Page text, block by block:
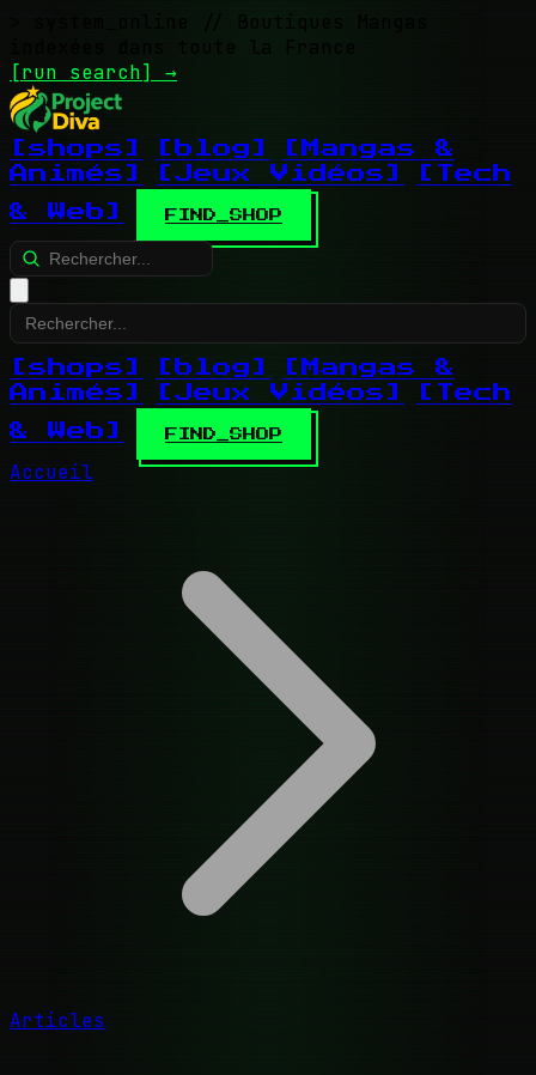
// Boutiques Mangas
indexées dans toute la France
[run search] →
[shops] [blog]
[Mangas &
Animés]
[Jeux Vidéos]
[Tech
& Web]
FIND_SHOP
[shops] [blog]
[Mangas &
Animés]
[Jeux Vidéos]
[Tech
& Web]
FIND_SHOP
Accueil
Articles